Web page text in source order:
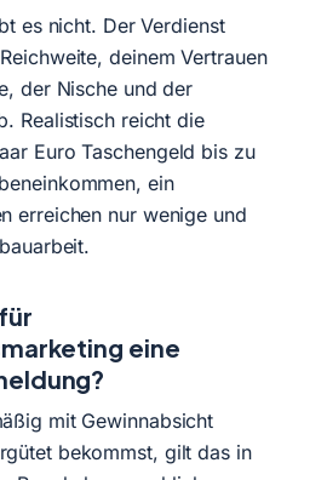
es nicht. Der Verdienst
deinem Vertrauen
der Nische und der
Realistisch reicht die
Euro Taschengeld bis zu
ein
erreichen nur wenige und
eine
mit Gewinnabsicht
bekommst, gilt das in